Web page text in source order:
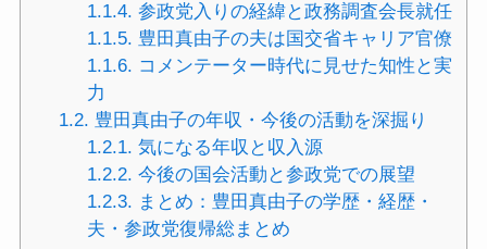
1.1.4. 参政党入りの経緯と政務調査会長就任
1.1.5. 豊田真由子の夫は国交省キャリア官僚
1.1.6. コメンテーター時代に見せた知性と実
力
1.2. 豊田真由子の年収・今後の活動を深掘り
1.2.1. 気になる年収と収入源
1.2.2. 今後の国会活動と参政党での展望
1.2.3. まとめ：豊田真由子の学歴・経歴・
夫・参政党復帰総まとめ